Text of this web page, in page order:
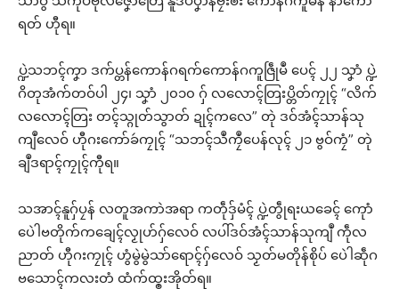
ရတ် ဟီုရ။
ပ္ဍဲသဘၚ်ကၞာ ဒက်ပ္တန်ကောန်ဂရက်ကောန်ဂကူဇြဵုမဳ ပေၚ် ၂၂ သၞာံ ပ္ဍဲ
ဂိတုအံက်တဝ်ပါ ၂၄၊ သၞာံ ၂၀၁၀ ဂှ် လလောၚ်တြးပ္တိတ်ကၠုၚ် “လိက်
လလောၚ်တြး တၚ်သ္ဂုတ်သွာတ် ဍုၚ်ကလေ” တုဲ ဒဝ်အံၚ်သာန်သု
ကျဳလေဝ် ဟီုဂးကော်ခဴကၠုၚ် “သဘၚ်သဳကၠဳပေန်လုၚ် ၂၁ ဗွဝ်ကၠံ” တုဲ
ချဳဒရာၚ်ကၠုၚ်ကီုရ။
သအာၚ်နူဂှ်ပၠန် လတူအကာဲအရာ ကတဵုဒှ်မံၚ် ပ္ဍဲတွဵုရးယခေၚ် ကေုာံ
ပေဲါဗတိုက်ကချေၚ်လၟုဟ်ဂှ်လေဝ် လပါ်ဒဝ်အံၚ်သာန်သုကျဳ ကဵုလ
ညာတ် ဟီုဂးကၠုၚ် ဟွံမွဲမွဲသာ်ရောၚ်ဂှ်လေဝ် သၟတ်မတိုန်စိုပ် ပေဲါဆဵုဂ
ဗသောၚ်ကလးတံ ထံက်ထ္ၜးအိုတ်ရ။